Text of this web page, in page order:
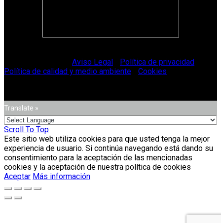
Aviso Legal Política de privacidad
Política de calidad y medio ambiente
Cookies
Translate »
Scroll To Top
Este sitio web utiliza cookies para que usted tenga la mejor
experiencia de usuario. Si continúa navegando está dando su
consentimiento para la aceptación de las mencionadas
cookies y la aceptación de nuestra política de cookies
Aceptar Más información